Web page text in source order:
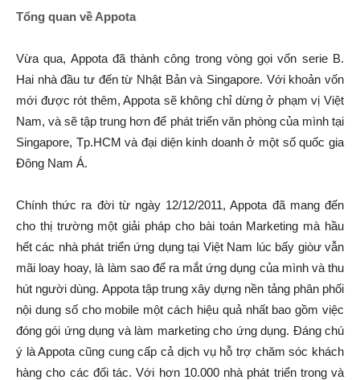
Tổng quan về Appota
Vừa qua, Appota đã thành công trong vòng gọi vốn serie B.
Hai nhà đầu tư đến từ Nhật Bản và Singapore. Với khoản vốn
mới được rót thêm, Appota sẽ không chỉ dừng ở phạm vị Việt
Nam, và sẽ tập trung hơn để phát triển văn phòng của mình tại
Singapore, Tp.HCM và đại diện kinh doanh ở một số quốc gia
Đông Nam Á.
Chính thức ra đời từ ngày 12/12/2011, Appota đã mang đến
cho thị trường một giải pháp cho bài toán Marketing mà hầu
hết các nhà phát triển ứng dụng tại Việt Nam lúc bấy giòư vẫn
mãi loay hoay, là làm sao để ra mắt ứng dụng của mình và thu
hút người dùng. Appota tập trung xây dựng nền tảng phân phối
nội dung số cho mobile một cách hiệu quả nhất bao gồm việc
đóng gói ứng dụng và làm marketing cho ứng dụng. Đáng chú
ý là Appota cũng cung cấp cả dịch vụ hỗ trợ chăm sóc khách
hàng cho các đối tác. Với hơn 10.000 nhà phát triển trong và